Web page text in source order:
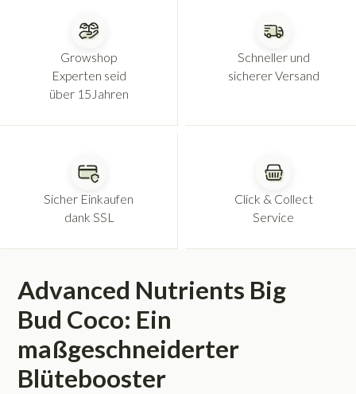
Growshop
Experten seid
über 15Jahren
Schneller und
sicherer Versand
Sicher Einkaufen
dank SSL
Click & Collect
Service
Advanced Nutrients Big
Bud Coco: Ein
maßgeschneiderter
Blütebooster